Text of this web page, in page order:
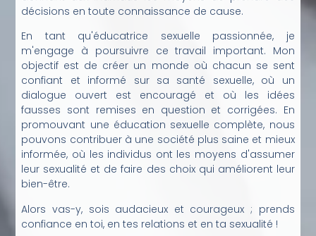
décisions en toute connaissance de cause.
En tant qu'éducatrice sexuelle passionnée, je
m'engage à poursuivre ce travail important. Mon
objectif est de créer un monde où chacun se sent
confiant et informé sur sa santé sexuelle, où un
dialogue ouvert est encouragé et où les idées
fausses sont remises en question et corrigées. En
promouvant une éducation sexuelle complète, nous
pouvons contribuer à une société plus saine et mieux
informée, où les individus ont les moyens d'assumer
leur sexualité et de faire des choix qui améliorent leur
bien-être.
Alors vas-y, sois audacieux et courageux ; prends
confiance en toi, en tes relations et en ta sexualité !